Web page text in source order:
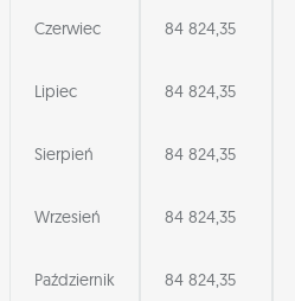
Czerwiec 84 824,35
Lipiec 84 824,35
Sierpień 84 824,35
Wrzesień 84 824,35
Październik 84 824,35